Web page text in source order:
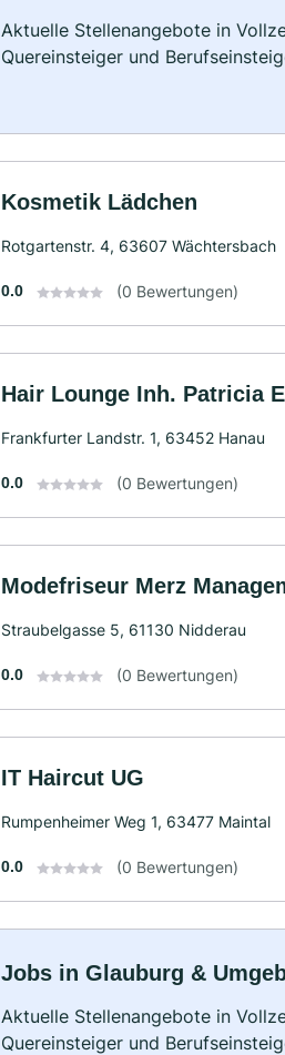
Aktuelle Stellenangebote in
Quereinsteiger und
Kosmetik Lädchen
Rotgartenstr. 4, 63607 Wächtersbach
0.0 (0 Bewertungen)
Hair Lounge Inh. Patricia
Frankfurter Landstr. 1, 63452 Hanau
0.0 (0 Bewertungen)
Modefriseur Merz
Straubelgasse 5, 61130 Nidderau
0.0 (0 Bewertungen)
IT Haircut UG
Rumpenheimer Weg 1, 63477 Maintal
0.0 (0 Bewertungen)
Jobs in Glauburg &
Aktuelle Stellenangebote in
Quereinsteiger und